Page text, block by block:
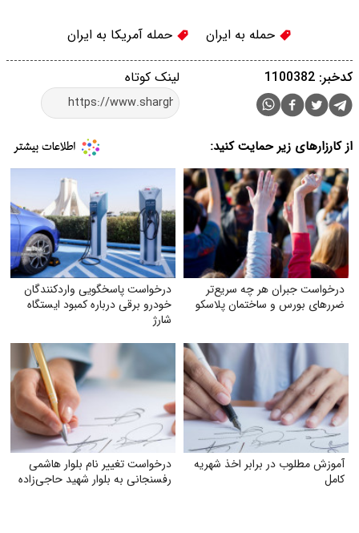
حمله به ایران حمله آمریکا به ایران
لینک کوتاه کدخبر: 1100382
از کارزارهای زیر حمایت کنید:
درخواست جبران هر چه سریع‌تر
ضررهای بورس و ساختمان پلاسکو
درخواست پاسخگویی واردکنندگان
خودرو برقی درباره کمبود ایستگاه
شارژ
آموزش مطلوب در برابر اخذ شهریه
کامل
درخواست تغییر نام بلوار هاشمی
رفسنجانی به بلوار شهید حاجی‌زاده